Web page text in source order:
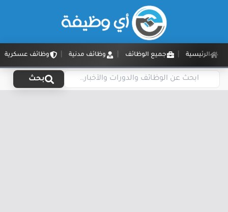
الرئيسية جميع الوظائف وظائف مدنية وظائف عسكرية
بحث